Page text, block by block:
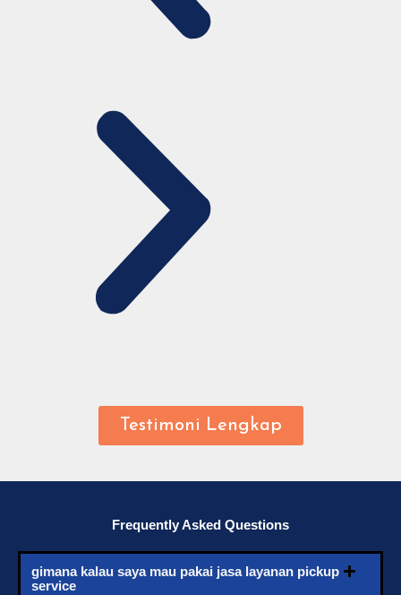
Testimoni Lengkap
Frequently Asked Questions
gimana kalau saya mau pakai jasa layanan pickup
service